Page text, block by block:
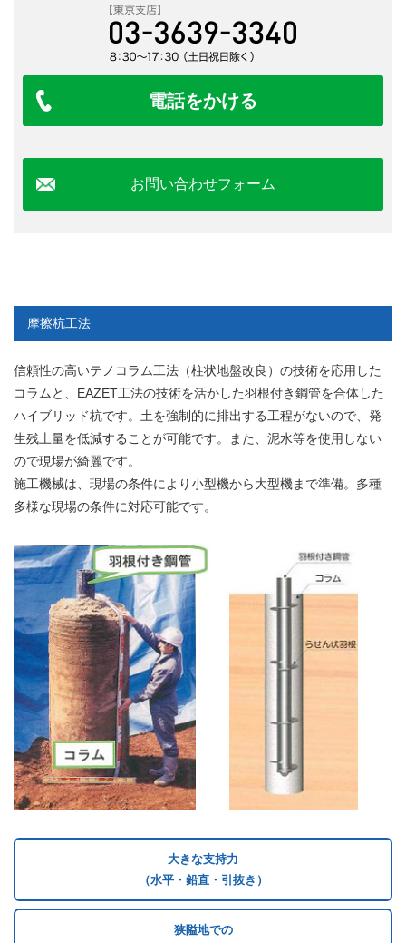
電話をかける
お問い合わせフォーム
摩擦杭工法
信頼性の高いテノコラム工法（柱状地盤改良）の技術を応用した
コラムと、EAZET工法の技術を活かした羽根付き鋼管を合体した
ハイブリッド杭です。土を強制的に排出する工程がないので、発
生残土量を低減することが可能です。また、泥水等を使用しない
ので現場が綺麗です。
施工機械は、現場の条件により小型機から大型機まで準備。多種
多様な現場の条件に対応可能です。
大きな支持力
（水平・鉛直・引抜き）
狭隘地での